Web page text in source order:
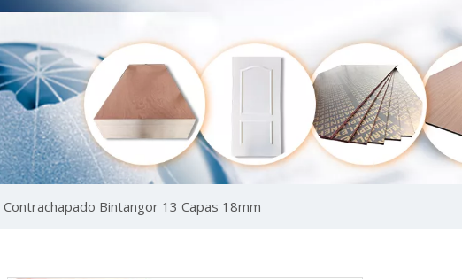
Contrachapado Bintangor 13 Capas 18mm